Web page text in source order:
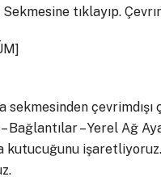
tıklayıp.
çevrimdışı
– Yerel Ağ
kutucuğunu